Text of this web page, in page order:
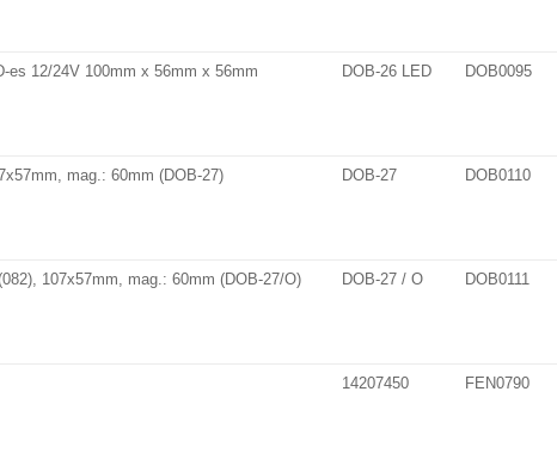
es 12/24V 100mm x 56mm x 56mm DOB-26 LED DOB0095
mag.: 60mm (DOB-27) DOB-27 DOB0110
107x57mm, mag.: 60mm (DOB-27/O) DOB-27 / O DOB0111
14207450 FEN0790